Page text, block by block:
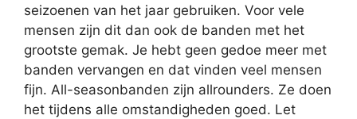
seizoenen van het jaar gebruiken. Voor vele
mensen zijn dit dan ook de banden met het
grootste gemak. Je hebt geen gedoe meer met
banden vervangen en dat vinden veel mensen
fijn. All-seasonbanden zijn allrounders. Ze doen
het tijdens alle omstandigheden goed. Let